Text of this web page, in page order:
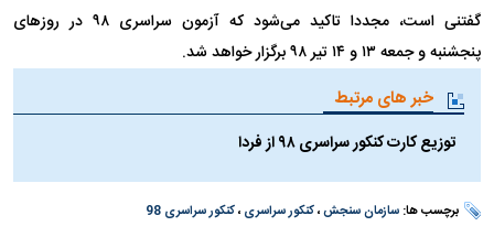
گفتنی است، مجددا تاکید می‌شود که آزمون سراسری ۹۸ در روز‌های
پنجشنبه و جمعه ۱۳ و ۱۴ تیر ۹۸ برگزار خواهد شد.
خبر های مرتبط
توزیع کارت کنکور سراسری ۹۸ از فردا
برچسب ها:سازمان سنجش،کنکور سراسری ،کنکور سراسری 98